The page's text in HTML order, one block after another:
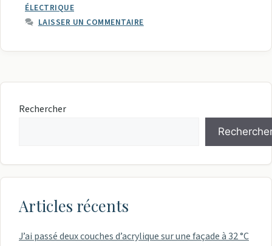
ÉLECTRIQUE
LAISSER UN COMMENTAIRE
Rechercher
Articles récents
J’ai passé deux couches d’acrylique sur une façade à 32 °C